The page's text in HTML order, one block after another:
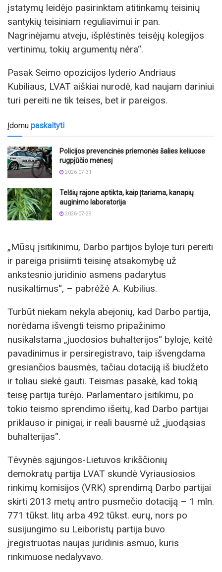
įstatymų leidėjo pasirinktam atitinkamų teisinių
santykių teisiniam reguliavimui ir pan.
Nagrinėjamu atveju, išplėstinės teisėjų kolegijos
vertinimu, tokių argumentų nėra“.
Pasak Seimo opozicijos lyderio Andriaus
Kubiliaus, LVAT aiškiai nurodė, kad naujam dariniui
turi pereiti ne tik teises, bet ir pareigos.
Įdomu paskaityti
Policijos prevencinės priemonės šalies keliuose
rugpjūčio mėnesį
2026-07-31
Telšių rajone aptikta, kaip įtariama, kanapių
auginimo laboratorija
2026-07-29
„Mūsų įsitikinimu, Darbo partijos byloje turi pereiti
ir pareiga prisiimti teisinę atsakomybę už
ankstesnio juridinio asmens padarytus
nusikaltimus“, – pabrėžė A. Kubilius.
Turbūt niekam nekyla abejonių, kad Darbo partija,
norėdama išvengti teismo pripažinimo
nusikalstama „juodosios buhalterijos“ byloje, keitė
pavadinimus ir persiregistravo, taip išvengdama
gresiančios bausmės, tačiau dotaciją iš biudžeto
ir toliau siekė gauti. Teismas pasakė, kad tokią
teisę partija turėjo. Parlamentaro įsitikimu, po
tokio teismo sprendimo išeitų, kad Darbo partijai
priklauso ir pinigai, ir reali bausmė už „juodąsias
buhalterijas“.
Tėvynės sąjungos-Lietuvos krikščionių
demokratų partija LVAT skundė Vyriausiosios
rinkimų komisijos (VRK) sprendimą Darbo partijai
skirti 2013 metų antro pusmečio dotaciją – 1 mln.
771 tūkst. litų arba 492 tūkst. eurų, nors po
susijungimo su Leiboristų partija buvo
įregistruotas naujas juridinis asmuo, kuris
rinkimuose nedalyvavo.